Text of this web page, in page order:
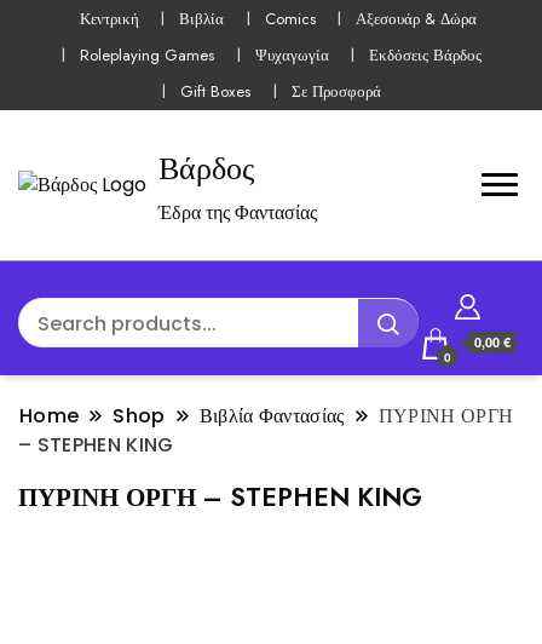
Κεντρική Βιβλία Comics
Αξεσουάρ & Δώρα
Roleplaying Games
Ψυχαγωγία
Εκδόσεις Βάρδος
Gift Boxes
Σε Προσφορά
Βάρδος
Έδρα της Φαντασίας
0
0,00 €
Home Shop Βιβλία Φαντασίας
ΠΥΡΙΝΗ ΟΡΓΗ
– STEPHEN KING
ΠΥΡΙΝΗ ΟΡΓΗ – STEPHEN KING